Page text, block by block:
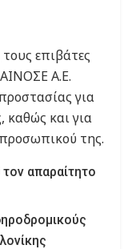
επιβάτες
Α.Ε.
για
καθώς και για
της.
απαραίτητο